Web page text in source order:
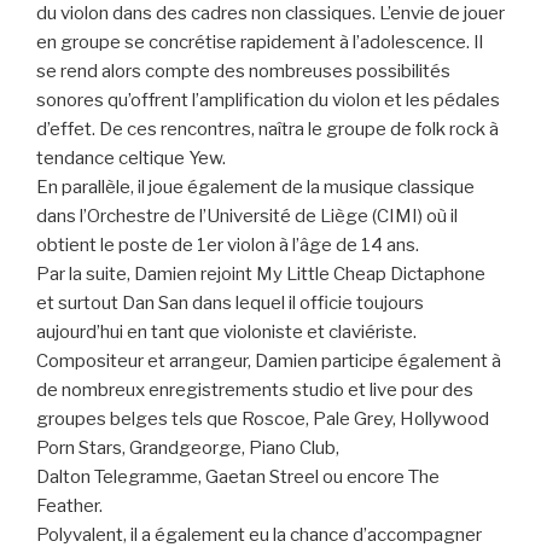
du violon dans des cadres non classiques. L’envie de jouer
en groupe se concrétise rapidement à l’adolescence. Il
se rend alors compte des nombreuses possibilités
sonores qu’offrent l’amplification du violon et les pédales
d’effet. De ces rencontres, naîtra le groupe de folk rock à
tendance celtique Yew.
En parallèle, il joue également de la musique classique
dans l’Orchestre de l’Université de Liège (CIMI) où il
obtient le poste de 1er violon à l’âge de 14 ans.
Par la suite, Damien rejoint My Little Cheap Dictaphone
et surtout Dan San dans lequel il officie toujours
aujourd’hui en tant que violoniste et claviériste.
Compositeur et arrangeur, Damien participe également à
de nombreux enregistrements studio et live pour des
groupes belges tels que Roscoe, Pale Grey, Hollywood
Porn Stars, Grandgeorge, Piano Club,
Dalton Telegramme, Gaetan Streel ou encore The
Feather.
Polyvalent, il a également eu la chance d’accompagner